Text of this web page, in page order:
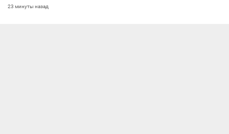
23 минуты назад